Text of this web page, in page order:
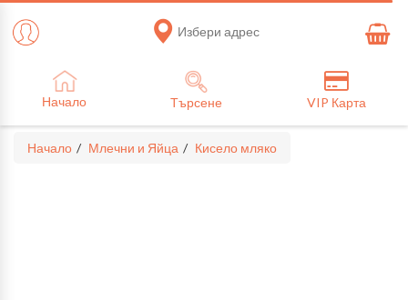
Избери адрес
Начало Търсене VIP Карта
Начало Млечни и Яйца Кисело мляко